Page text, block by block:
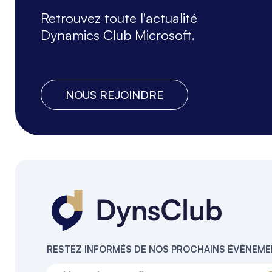
Retrouvez toute l'actualité
Dynamics Club Microsoft.
NOUS REJOINDRE
RESTEZ INFORMÉS DE NOS PROCHAINS